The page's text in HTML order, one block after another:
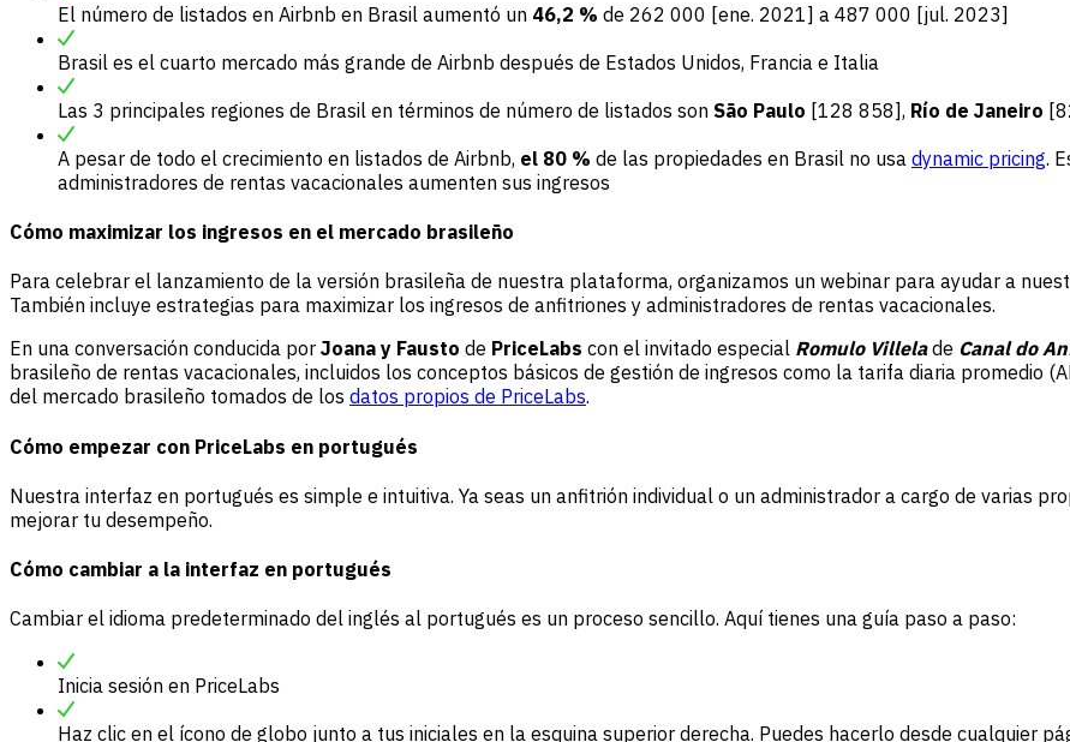
El número de listados en Airbnb en Brasil aumentó un 46,2 % de 262 000 [ene. 2021] a 487 000 [jul. 2023]
Brasil es el cuarto mercado más grande de Airbnb después de Estados Unidos, Francia e Italia
Las 3 principales regiones de Brasil en términos de número de listados son São Paulo [128 858], Río de Janeiro
A pesar de todo el crecimiento en listados de Airbnb, el 80 % de las propiedades en Brasil no usa dynamic pricing.
administradores de rentas vacacionales aumenten sus ingresos
Cómo maximizar los ingresos en el mercado brasileño
Para celebrar el lanzamiento de la versión brasileña de nuestra plataforma, organizamos un webinar para ayudar a
También incluye estrategias para maximizar los ingresos de anfitriones y administradores de rentas vacacionales.
En una conversación conducida por Joana y Fausto de PriceLabs con el invitado especial Romulo Villelade Canal do
brasileño de rentas vacacionales, incluidos los conceptos básicos de gestión de ingresos como la tarifa diaria promedio
del mercado brasileño tomados de los datos propios de PriceLabs.
Cómo empezar con PriceLabs en portugués
Nuestra interfaz en portugués es simple e intuitiva. Ya seas un anfitrión individual o un administrador a cargo de varias
mejorar tu desempeño.
Cómo cambiar a la interfaz en portugués
Cambiar el idioma predeterminado del inglés al portugués es un proceso sencillo. Aquí tienes una guía paso a paso:
Inicia sesión en PriceLabs
Haz clic en el ícono de globo junto a tus iniciales en la esquina superior derecha. Puedes hacerlo desde cualquier